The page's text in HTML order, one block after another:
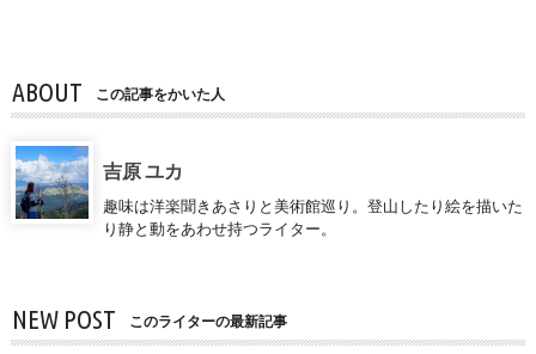
ABOUT この記事をかいた人
吉原 ユカ
趣味は洋楽聞きあさりと美術館巡り。登山したり絵を描いた
り静と動をあわせ持つライター。
NEW POST このライターの最新記事